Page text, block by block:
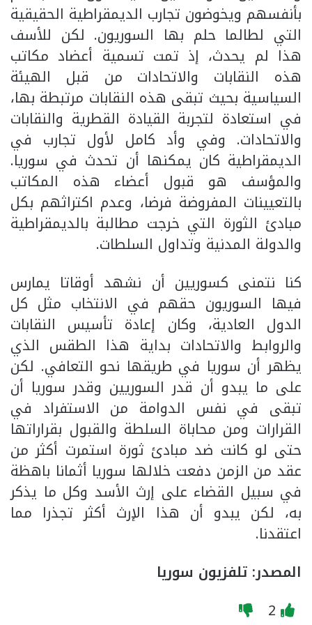
بأنفسهم ويخوضون تجارب الديمقراطية الحقيقية
التي لطالما حلم بها السوريون. لكن للأسف
هذا لم يحدث، إذ تمت تسمية أعضاد مكاتب
هذه النقابات والاتحادات من قبل الهيئة
السياسية بحيث تبقى هذه النقابات مرتبطة بها،
في استعادة لتجربة القيادة القطرية والنقابات
والاتحادات. وفي وأد كامل لأول تجارب في
الديمقراطية كان يمكنها أن تحدث في سوريا.
والمؤسف هو قبول أعضاء هذه المكاتب
بالتعيينات المفروضة فرضا، وعدم اكتراثهم بكل
مبادئ الثورة التي خرجت مطالبة بالديمقراطية
والدولة المدنية وتداول السلطات.
كنا نتمنى كسوريين أن نشهد أوقاتا يمارس
فيها السوريون حقهم في الانتخاب مثل كل
الدول العادية، وكان إعادة تأسيس النقابات
والروابط والاتحادات بداية هذا الطقس الذي
يظهر أن سوريا في طريقها نحو التعافي. لكن
على ما يبدو أن قدر السوريين وقدر سوريا أن
تبقى في نفس الدوامة من الاستفراد في
القرارات ومن محاباة السلطة والقبول بقراراتها
حتى لو كانت ضد مبادئ ثورة استمرت أكثر من
عقد من الزمن دفعت خلالها سوريا أثمانا باهظة
في سبيل القضاء على إرث الأسد وكل ما يذكر
به، لكن يبدو أن هذا الإرث أكثر تجذرا مما
اعتقدنا.
المصدر: تلفزيون سوريا
2